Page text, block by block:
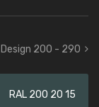
200 - 290
RAL 200 20 15